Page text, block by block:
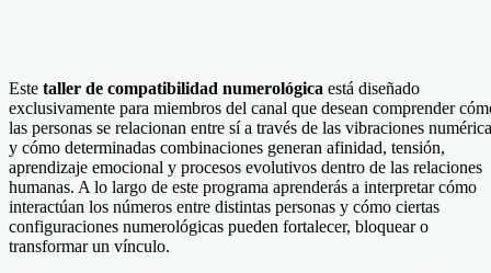
Este taller de compatibilidad numerológica está diseñado
exclusivamente para miembros del canal que desean comprender
las personas se relacionan entre sí a través de las vibraciones
y cómo determinadas combinaciones generan afinidad, tensión,
aprendizaje emocional y procesos evolutivos dentro de las relaciones
humanas. A lo largo de este programa aprenderás a interpretar cómo
interactúan los números entre distintas personas y cómo ciertas
configuraciones numerológicas pueden fortalecer, bloquear o
transformar un vínculo.